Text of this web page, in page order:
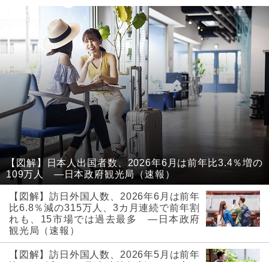
【図解】日本人出国者数、2026年6月は前年比3.4％増の
109万人 ―日本政府観光局（速報）
【図解】訪日外国人数、2026年6月は前年
比6.8％減の315万人、3カ月連続で前年割
れも、15市場では過去最多 ―日本政府
観光局（速報）
【図解】訪日外国人数、2026年5月は前年